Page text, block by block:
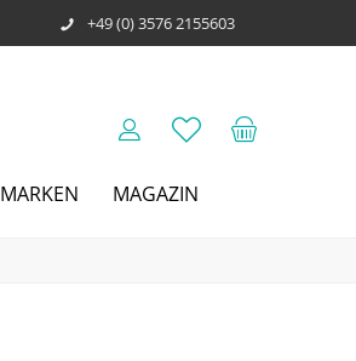
+49 (0) 3576 2155603
MARKEN MAGAZIN